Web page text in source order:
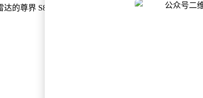
的尊界 S800 和问界 M9 外观如下：